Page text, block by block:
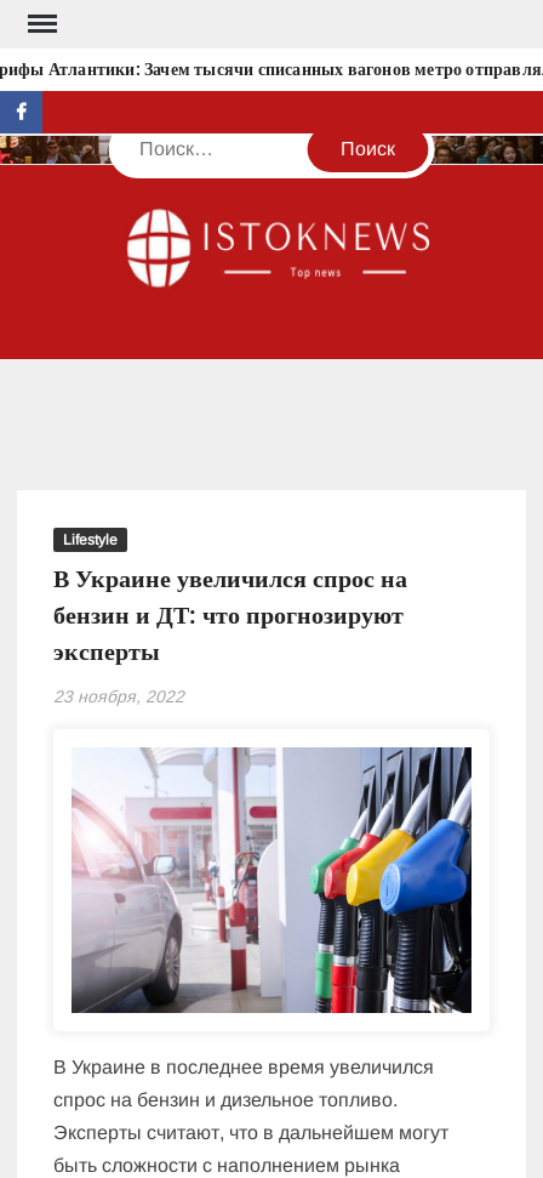
Перейти
содержимому
Атлантики: Зачем тысячи списанных вагонов метро
facebook
Поиск
Lifestyle
В Украине увеличился спрос на
бензин и ДТ: что прогнозируют
эксперты
23 ноября, 2022
В Украине в последнее время увеличился
спрос на бензин и дизельное топливо.
Эксперты считают, что в дальнейшем могут
быть сложности с наполнением рынка